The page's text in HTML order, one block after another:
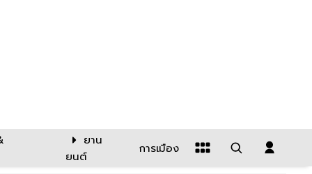
ยาน
ยนต์
การเมือง